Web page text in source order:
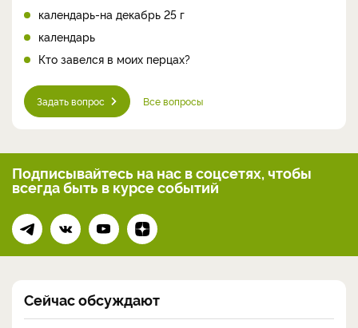
календарь-на декабрь 25 г
календарь
Кто завелся в моих перцах?
Задать вопрос Все вопросы
Подписывайтесь на нас в соцсетях, чтобы
всегдабыть в курсе событий
Сейчас обсуждают